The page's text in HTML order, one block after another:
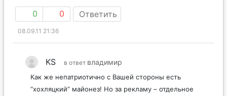
0 0 Ответить
08.09.11 21:36
KS в ответ владимир
Как же непатриотично с Вашей стороны есть
“хохляцкий” майонез! Но за рекламу – отдельное